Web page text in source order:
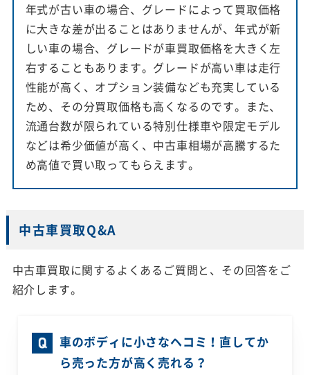
年式が古い車の場合、グレードによって買取価格
に大きな差が出ることはありませんが、年式が新
しい車の場合、グレードが車買取価格を大きく左
右することもあります。グレードが高い車は走行
性能が高く、オプション装備なども充実している
ため、その分買取価格も高くなるのです。また、
流通台数が限られている特別仕様車や限定モデル
などは希少価値が高く、中古車相場が高騰するた
め高値で買い取ってもらえます。
中古車買取Q&A
中古車買取に関するよくあるご質問と、その回答をご
紹介します。
車のボディに小さなヘコミ！直してか
ら売った方が高く売れる？